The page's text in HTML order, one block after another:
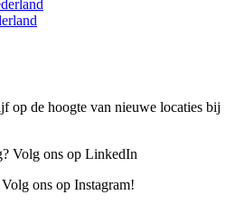
op de hoogte van nieuwe locaties bij
Volg ons op LinkedIn
ons op Instagram!